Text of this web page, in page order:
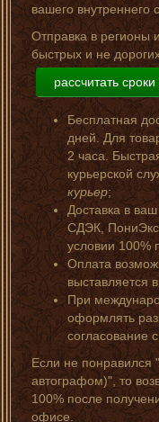
вашего внутреннего
Отправка в регионы
быстрых и не
рассчитать сроки
Бесплатная
дней. Для
2 часа.
курьерской
курьер;
Доставка в
СДЭК,
условии 100%
Оплата
выставляется
При
оформлять
согласование
Если не понравился
автографом)", то
100% после
офисе.